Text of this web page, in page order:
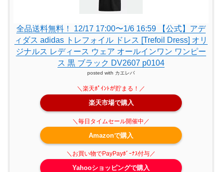
全品送料無料！ 12/17 17:00〜1/6 16:59 【公式】アデ
ィダス adidas トレフォイル ドレス [Trefoil Dress] オリ
ジナルス レディース ウェア オールインワン ワンピー
ス 黒 ブラック DV2607 p0104
posted with カエレバ
楽天市場で購入
Amazonで購入
Yahooショッピングで購入